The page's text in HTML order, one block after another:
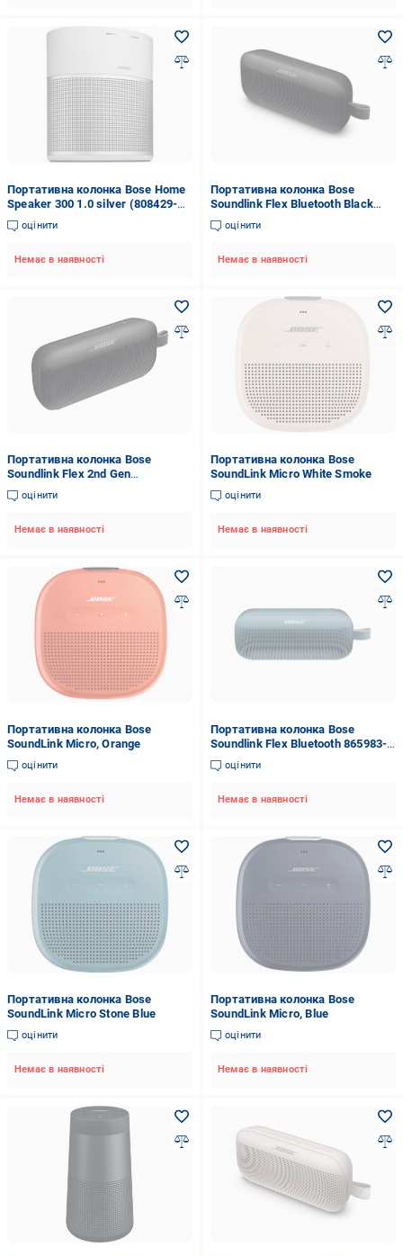
Портативна колонка Bose Home
Speaker 300 1.0 silver (808429-
2300)
оцінити
Немає в наявності
Портативна колонка Bose
Soundlink Flex Bluetooth Black
(865983-0100)
оцінити
Немає в наявності
Портативна колонка Bose
Soundlink Flex 2nd Gen
бездротова з захистом від
вологи/падіння Чорний
оцінити
Немає в наявності
Портативна колонка Bose
SoundLink Micro White Smoke
оцінити
Немає в наявності
Портативна колонка Bose
SoundLink Micro, Orange
оцінити
Немає в наявності
Портативна колонка Bose
Soundlink Flex Bluetooth 865983-
0200 Blue
оцінити
Немає в наявності
Портативна колонка Bose
SoundLink Micro Stone Blue
оцінити
Немає в наявності
Портативна колонка Bose
SoundLink Micro, Blue
оцінити
Немає в наявності